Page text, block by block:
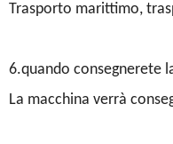
Trasporto marittimo,
6.quando consegnerete
La macchina verrà